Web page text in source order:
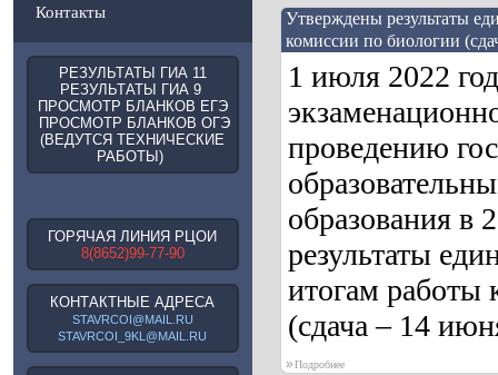
Контакты
РЕЗУЛЬТАТЫ ГИА 11
РЕЗУЛЬТАТЫ ГИА 9
ПРОСМОТР БЛАНКОВ ЕГЭ
ПРОСМОТР БЛАНКОВ ОГЭ
(ВЕДУТСЯ ТЕХНИЧЕСКИЕ
РАБОТЫ)
ГОРЯЧАЯ ЛИНИЯ РЦОИ
8(8652)99-77-90
КОНТАКТНЫЕ АДРЕСА
STAVRCOI@MAIL.RU
STAVRCOI_9KL@MAIL.RU
Утверждены результаты
комиссии по биологии
1 июля 2022
проведению
образования в
результаты
итогам работы
(сдача – 14
»Подробнее